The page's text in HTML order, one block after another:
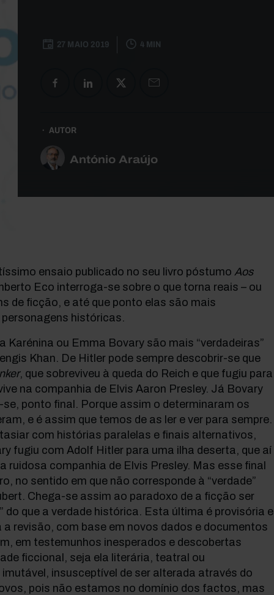
27 MAIO 2019 4 MIN
AUTOR
António Araújo
ensaio publicado no seu livro póstumo Aos
Eco interroga-se sobre o que torna reais – ou
de ficção, e até que ponto elas são mais
personagens históricas.
Karénina ou Emma Bovary são mais “verdadeiras”
Khan. De Hitler pode sempre descobrir-se que
, que sobreviveu à queda do Reich e que fugiu para
na companhia de Elvis Aaron Presley. Já Bovary
ponto final. Porque assim o determinaram os
e é assim que temos de as ler e ver para sempre.
com histórias paralelas e finais alternativos,
fugiu com Adolf Hitler para uma ilha deserta, que aí
ruidosa companhia de Elvis Presley. Mas esse final
no sentido em que não corresponde à “verdade”
Chega-se assim ao paradoxo de a ficção ser
do que a verdade histórica. Esta última é provisória e
a revisão, com base em novos dados e documentos
em testemunhos inesperados e descobertas
ficcional, seja ela literária, teatral ou
insusceptível de ser alterada através do
pois não estamos no domínio dos factos, mas